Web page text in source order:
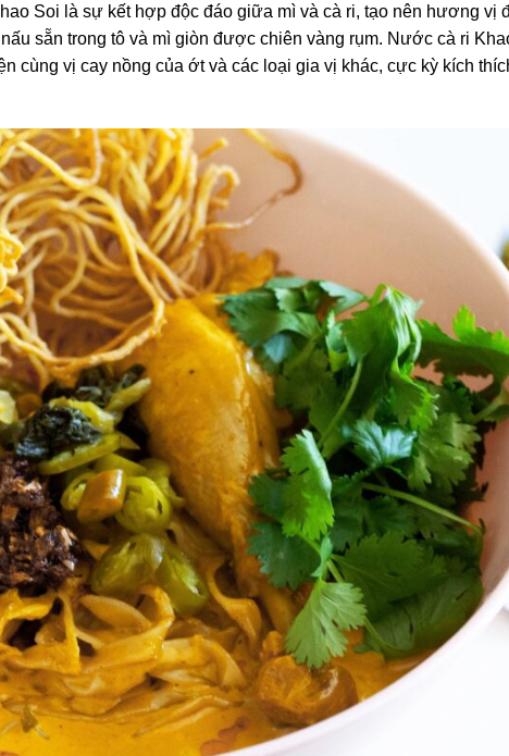
Soi là sự kết hợp độc đáo giữa mì và cà ri, tạo nên hương vị
sẵn trong tô và mì giòn được chiên vàng rụm. Nước cà ri
cùng vị cay nồng của ớt và các loại gia vị khác, cực kỳ kích